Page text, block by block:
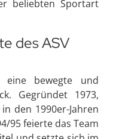
beliebten Sportart
des ASV
bewegte und
Gegründet 1973,
den 1990er-Jahren
95 feierte das Team